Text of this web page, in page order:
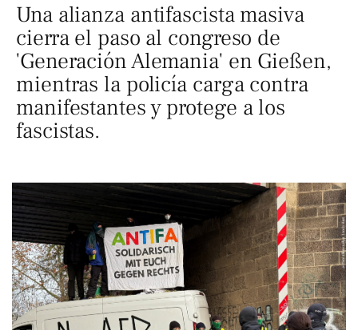
Una alianza antifascista masiva
cierra el paso al congreso de
'Generación Alemania' en Gießen,
mientras la policía carga contra
manifestantes y protege a los
fascistas.